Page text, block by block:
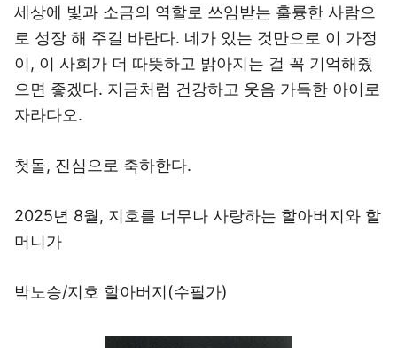
세상에 빛과 소금의 역할로 쓰임받는 훌륭한 사람으
로 성장 해 주길 바란다. 네가 있는 것만으로 이 가정
이, 이 사회가 더 따뜻하고 밝아지는 걸 꼭 기억해줬
으면 좋겠다. 지금처럼 건강하고 웃음 가득한 아이로
자라다오.
첫돌, 진심으로 축하한다.
2025년 8월, 지호를 너무나 사랑하는 할아버지와 할
머니가
박노승/지호 할아버지(수필가)